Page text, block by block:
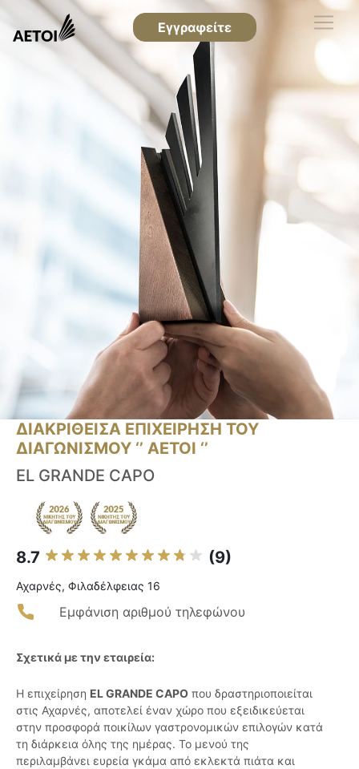
Εγγραφείτε
ΔΙΑΚΡΙΘΕΙΣΑ ΕΠΙΧΕΙΡΗΣΗ ΤΟΥ
ΔΙΑΓΩΝΙΣΜΟΥ ‘’ ΑΕΤΟΙ ‘’
EL GRANDE CAPO
8.7 (9)
Αχαρνές, Φιλαδέλφειας 16
Εμφάνιση αριθμού τηλεφώνου
Σχετικά με την εταιρεία:
Η επιχείρηση EL GRANDE CAPO που δραστηριοποιείται
στις Αχαρνές, αποτελεί έναν χώρο που εξειδικεύεται
στην προσφορά ποικίλων γαστρονομικών επιλογών κατά
τη διάρκεια όλης της ημέρας. Το μενού της
περιλαμβάνει ευρεία γκάμα από εκλεκτά πιάτα και